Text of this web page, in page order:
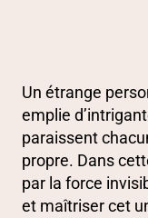
Un étrange
emplie
paraissent
propre. Dans
par la force
et maîtriser cet